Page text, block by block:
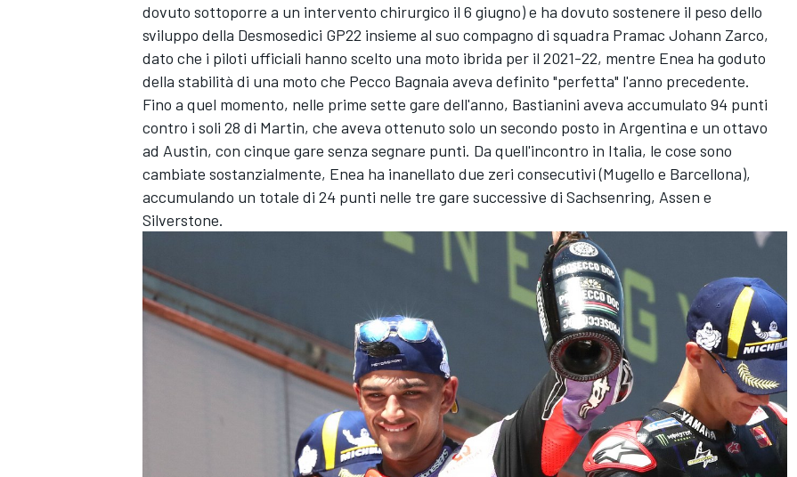
dovuto sottoporre a un intervento chirurgico il 6 giugno) e ha dovuto sostenere il peso dello
sviluppo della Desmosedici GP22 insieme al suo compagno di squadra Pramac Johann Zarco,
dato che i piloti ufficiali hanno scelto una moto ibrida per il 2021-22, mentre Enea ha goduto
della stabilità di una moto che Pecco Bagnaia aveva definito "perfetta" l'anno precedente.
Fino a quel momento, nelle prime sette gare dell'anno, Bastianini aveva accumulato 94 punti
contro i soli 28 di Martin, che aveva ottenuto solo un secondo posto in Argentina e un ottavo
ad Austin, con cinque gare senza segnare punti. Da quell'incontro in Italia, le cose sono
cambiate sostanzialmente, Enea ha inanellato due zeri consecutivi (Mugello e Barcellona),
accumulando un totale di 24 punti nelle tre gare successive di Sachsenring, Assen e
Silverstone.